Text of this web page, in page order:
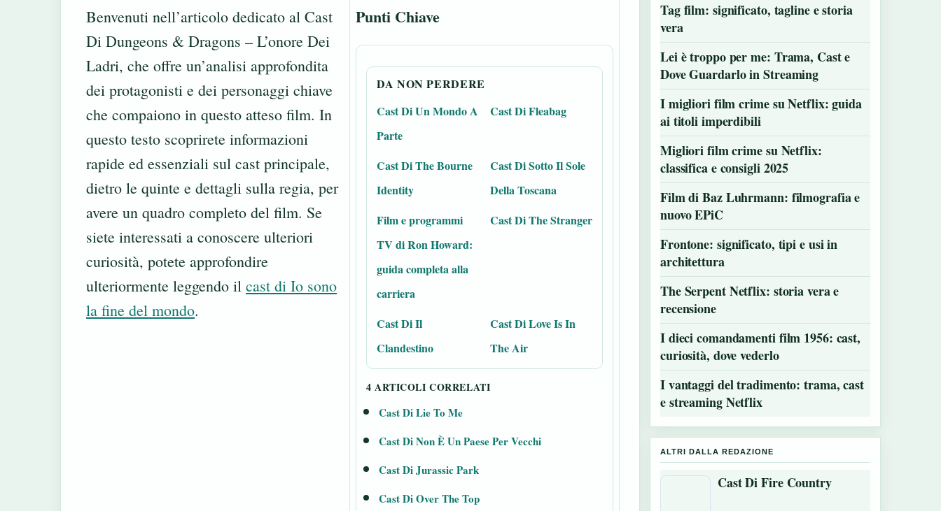
Benvenuti nell’articolo dedicato al Cast
Di Dungeons & Dragons – L’onore Dei
Ladri, che offre un’analisi approfondita
dei protagonisti e dei personaggi chiave
che compaiono in questo atteso film. In
questo testo scoprirete informazioni
rapide ed essenziali sul cast principale,
dietro le quinte e dettagli sulla regia, per
avere un quadro completo del film. Se
siete interessati a conoscere ulteriori
curiosità, potete approfondire
ulteriormente leggendo il cast di Io sono
la fine del mondo.
Punti Chiave
DA NON PERDERE
Cast Di Un Mondo A
Parte
Cast Di Fleabag
Cast Di The Bourne
Identity
Cast Di Sotto Il Sole
Della Toscana
Film e programmi
TV di Ron Howard:
guida completa alla
carriera
Cast Di The Stranger
Cast Di Il
Clandestino
Cast Di Love Is In
The Air
4 ARTICOLI CORRELATI
Cast Di Lie To Me
Cast Di Non È Un Paese Per Vecchi
Cast Di Jurassic Park
Cast Di Over The Top
Tag film: significato, tagline e storia
vera
Lei è troppo per me: Trama, Cast e
Dove Guardarlo in Streaming
I migliori film crime su Netflix: guida
ai titoli imperdibili
Migliori film crime su Netflix:
classifica e consigli 2025
Film di Baz Luhrmann: filmografia e
nuovo EPiC
Frontone: significato, tipi e usi in
architettura
The Serpent Netflix: storia vera e
recensione
I dieci comandamenti film 1956: cast,
curiosità, dove vederlo
I vantaggi del tradimento: trama, cast
e streaming Netflix
ALTRI DALLA REDAZIONE
Cast Di Fire Country